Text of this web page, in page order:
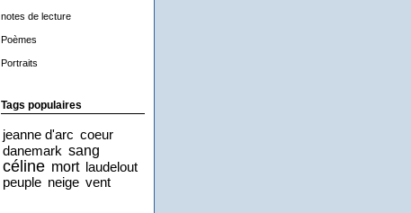
notes de lecture
Poèmes
Portraits
Tags populaires
jeanne d'arc coeur
danemark sang
céline mort laudelout
peuple neige vent